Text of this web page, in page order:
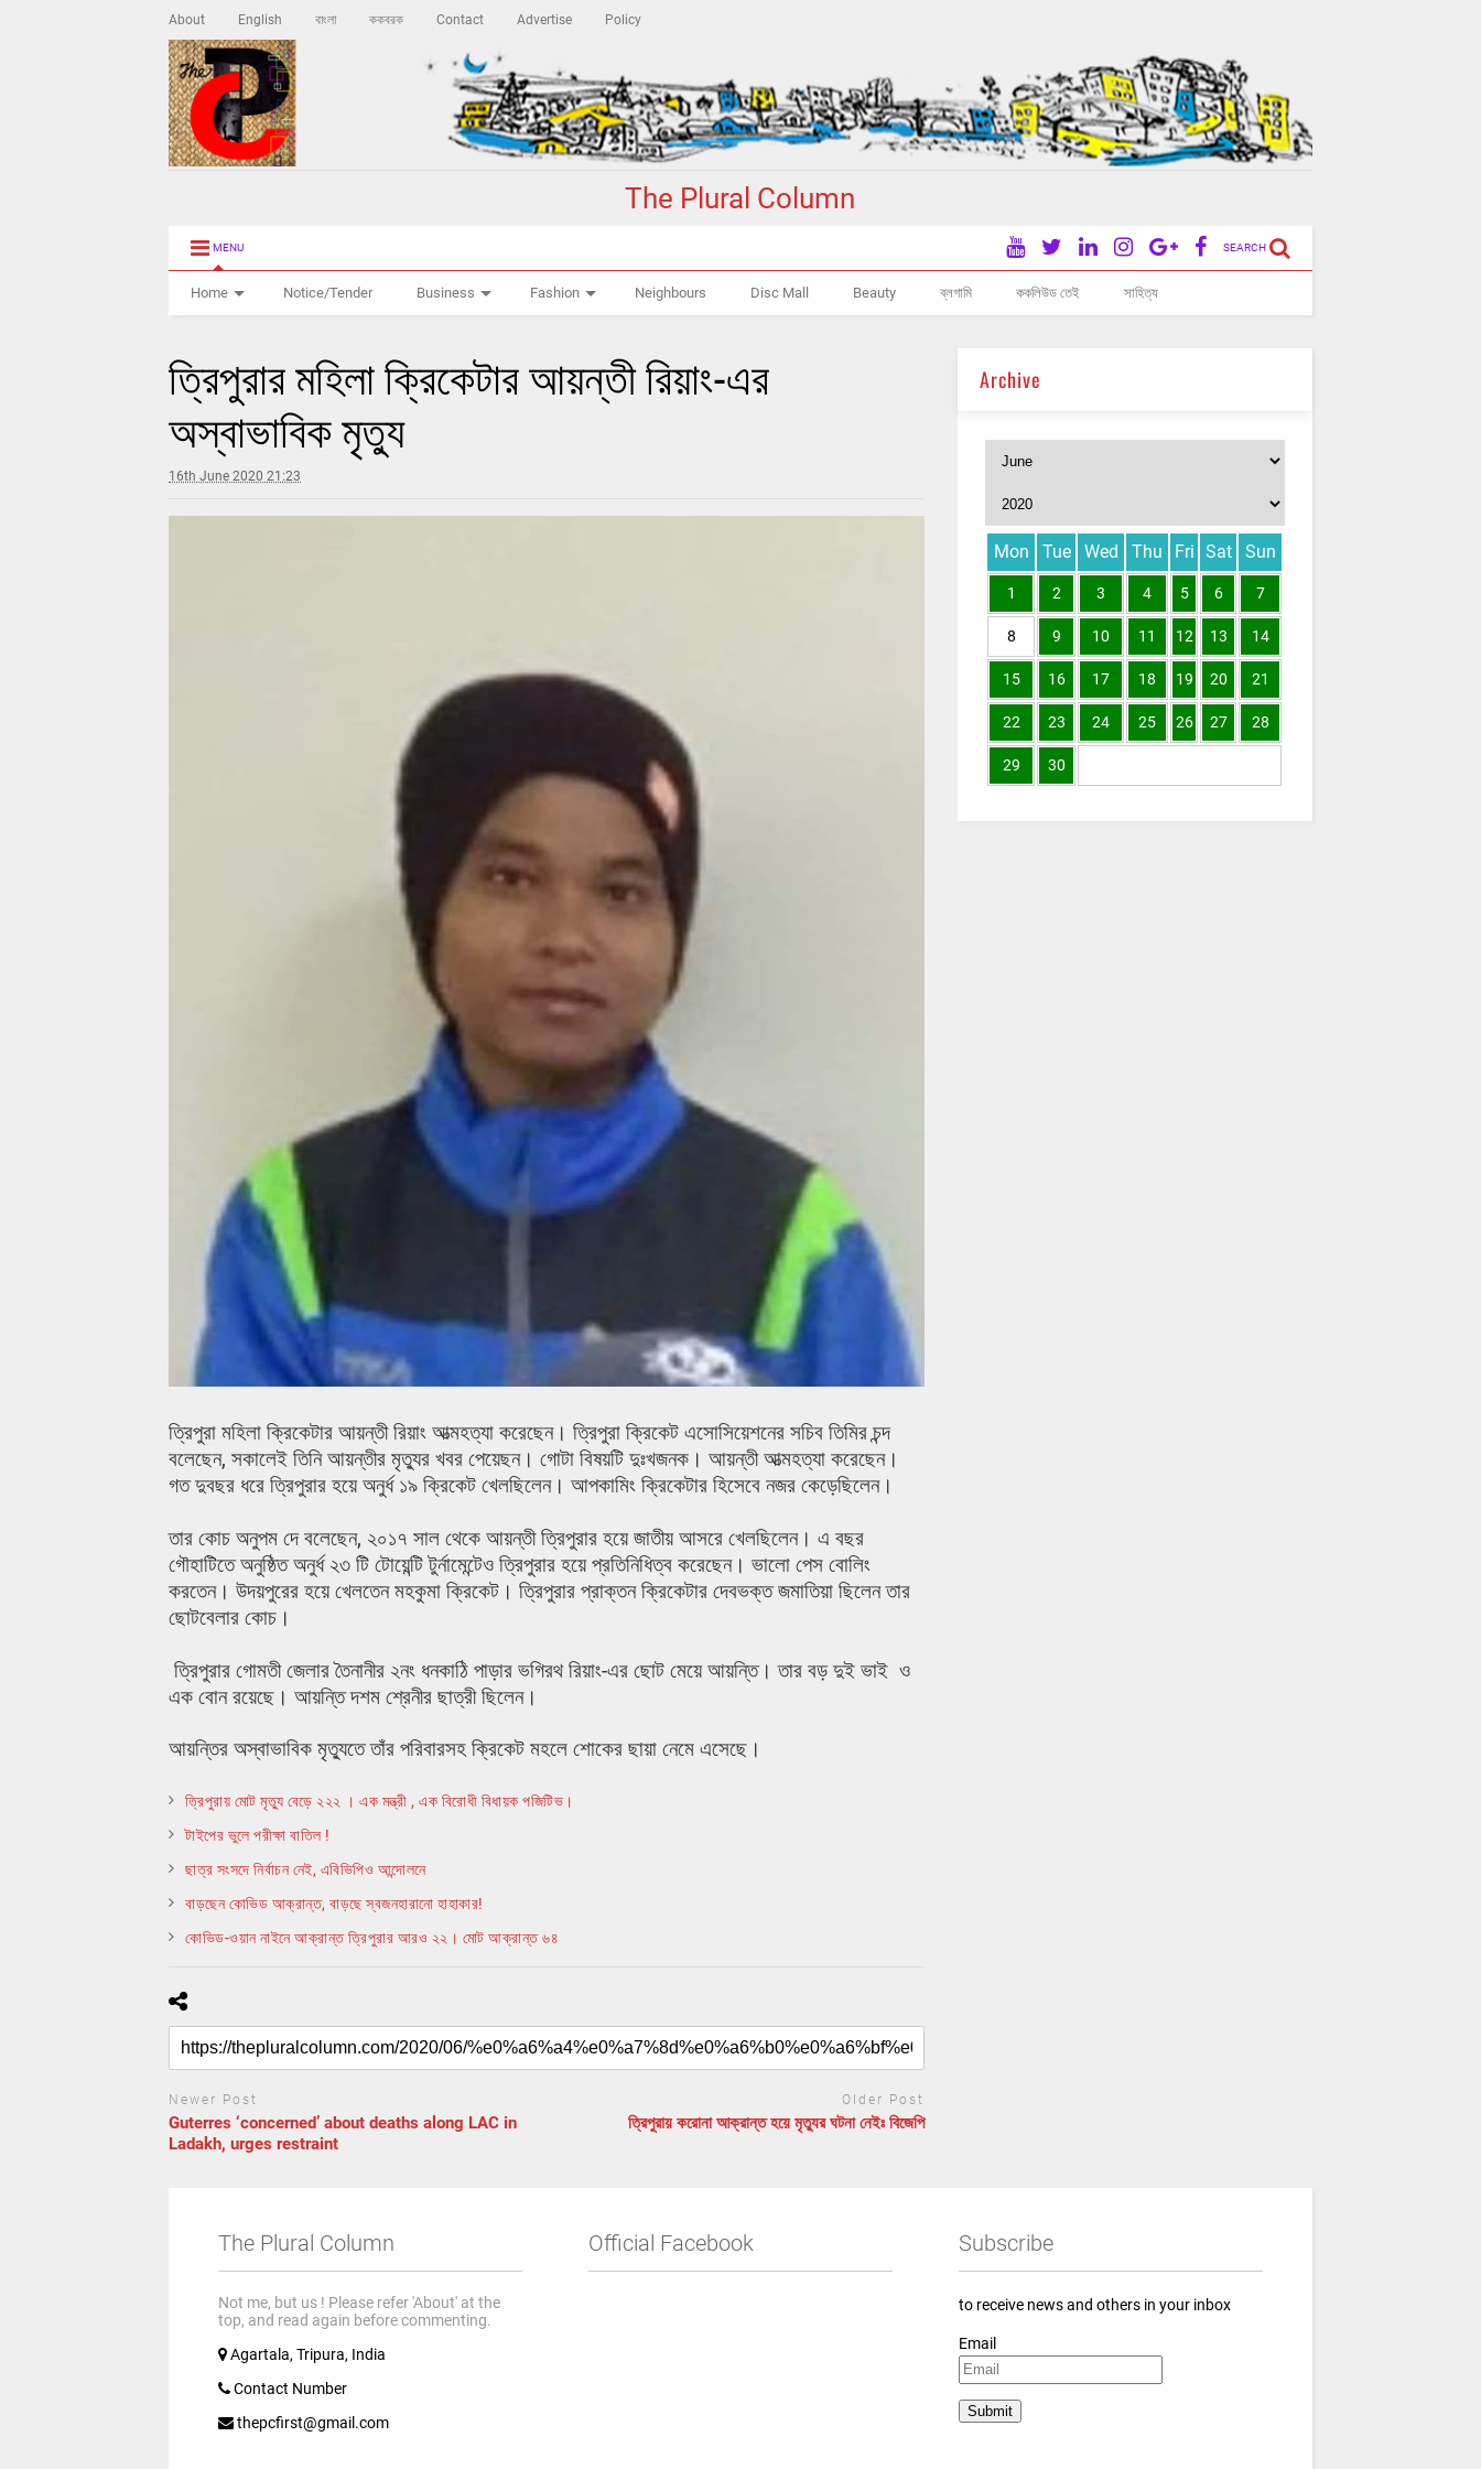
About English বাংলা ককবরক Contact Advertise Policy
The Plural Column
MENU SEARCH
Home Notice/Tender Business Fashion Neighbours Disc Mall Beauty ব্লগামি ককলিউড তেই সাহিত্য
ত্রিপুরার মহিলা ক্রিকেটার আয়ন্তী রিয়াং-এর
অস্বাভাবিক মৃত্যু
16th June 2020 21:23
ত্রিপুরা মহিলা ক্রিকেটার আয়ন্তী রিয়াং আত্মহত্যা করেছেন। ত্রিপুরা ক্রিকেট এসোসিয়েশনের সচিব তিমির চন্দ
বলেছেন, সকালেই তিনি আয়ন্তীর মৃত্যুর খবর পেয়েছন। গোটা বিষয়টি দুঃখজনক। আয়ন্তী আত্মহত্যা করেছেন।
গত দুবছর ধরে ত্রিপুরার হয়ে অনুর্ধ ১৯ ক্রিকেট খেলছিলেন। আপকামিং ক্রিকেটার হিসেবে নজর কেড়েছিলেন।
তার কোচ অনুপম দে বলেছেন, ২০১৭ সাল থেকে আয়ন্তী ত্রিপুরার হয়ে জাতীয় আসরে খেলছিলেন। এ বছর
গৌহাটিতে অনুষ্ঠিত অনুর্ধ ২৩ টি টোয়েন্টি টুর্নামেন্টেও ত্রিপুরার হয়ে প্রতিনিধিত্ব করেছেন। ভালো পেস বোলিং
করতেন। উদয়পুরের হয়ে খেলতেন মহকুমা ক্রিকেট। ত্রিপুরার প্রাক্তন ক্রিকেটার দেবভক্ত জমাতিয়া ছিলেন তার
ছোটবেলার কোচ।
ত্রিপুরার গোমতী জেলার তৈনানীর ২নং ধনকাঠি পাড়ার ভগিরথ রিয়াং-এর ছোট মেয়ে আয়ন্তি। তার বড় দুই ভাই ও
এক বোন রয়েছে। আয়ন্তি দশম শ্রেনীর ছাত্রী ছিলেন।
আয়ন্তির অস্বাভাবিক মৃত্যুতে তাঁর পরিবারসহ ক্রিকেট মহলে শোকের ছায়া নেমে এসেছে।
ত্রিপুরায় মোট মৃত্যু বেড়ে ২২২ । এক মন্ত্রী , এক বিরোধী বিধায়ক পজিটিভ।
টাইপের ভুলে পরীক্ষা বাতিল !
ছাত্র সংসদে নির্বাচন নেই, এবিভিপিও আন্দোলনে
বাড়ছেন কোভিড আক্রান্ত, বাড়ছে স্বজনহারানো হাহাকার!
কোভিড-ওয়ান নাইনে আক্রান্ত ত্রিপুরার আরও ২২। মোট আক্রান্ত ৬৪
Newer Post
Guterres ‘concerned’ about deaths along LAC in
Ladakh, urges restraint
Older Post
ত্রিপুরায় করোনা আক্রান্ত হয়ে মৃত্যুর ঘটনা নেইঃ বিজেপি
Archive
Mon Tue Wed Thu Fri Sat Sun
1 2 3 4 5 6 7
8 9 10 11 12 13 14
15 16 17 18 19 20 21
22 23 24 25 26 27 28
29 30
The Plural Column
Not me, but us ! Please refer 'About' at the
top, and read again before commenting.
Agartala, Tripura, India
Contact Number
thepcfirst@gmail.com
Official Facebook Subscribe
to receive news and others in your inbox
Email